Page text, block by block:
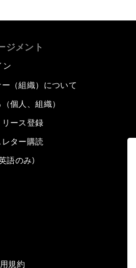
ジメント
ン
（組織）について
個人、組織）
ース登録
ター購読
語のみ)
規約